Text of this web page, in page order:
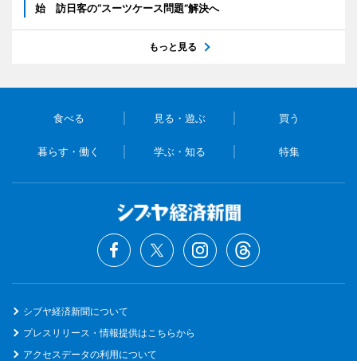
始 訪日客の“スーツケース問題”解決へ
もっと見る
食べる 見る・遊ぶ 買う
暮らす・働く 学ぶ・知る 特集
シブヤ経済新聞について
プレスリリース・情報提供はこちらから
アクセスデータの利用について